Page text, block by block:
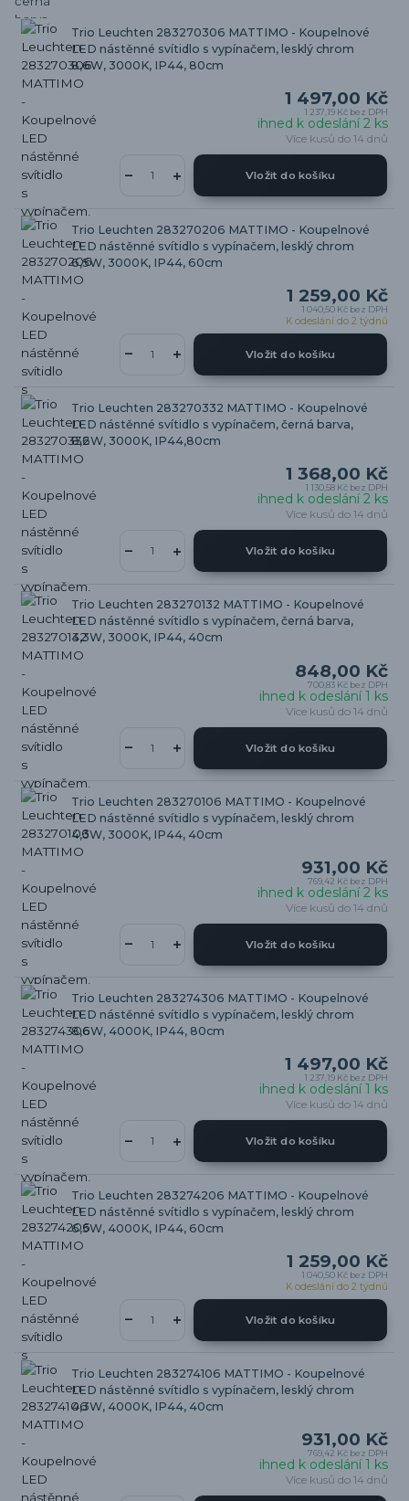
Trio Leuchten 283270306 MATTIMO - Koupelnové
LED nástěnné svítidlo s vypínačem, lesklý chrom
8,6W, 3000K, IP44, 80cm
1 497,00 Kč
1 237,19 Kč bez DPH
ihned k odeslání 2 ks
Více kusů do 14 dnů
Vložit do košíku
Trio Leuchten 283270206 MATTIMO - Koupelnové
LED nástěnné svítidlo s vypínačem, lesklý chrom
6,5W, 3000K, IP44, 60cm
1 259,00 Kč
1 040,50 Kč bez DPH
K odeslání do 2 týdnů
Vložit do košíku
Trio Leuchten 283270332 MATTIMO - Koupelnové
LED nástěnné svítidlo s vypínačem, černá barva,
8,6W, 3000K, IP44,80cm
1 368,00 Kč
1 130,58 Kč bez DPH
ihned k odeslání 2 ks
Více kusů do 14 dnů
Vložit do košíku
Trio Leuchten 283270132 MATTIMO - Koupelnové
LED nástěnné svítidlo s vypínačem, černá barva,
4,3W, 3000K, IP44, 40cm
848,00 Kč
700,83 Kč bez DPH
ihned k odeslání 1 ks
Více kusů do 14 dnů
Vložit do košíku
Trio Leuchten 283270106 MATTIMO - Koupelnové
LED nástěnné svítidlo s vypínačem, lesklý chrom
4,3W, 3000K, IP44, 40cm
931,00 Kč
769,42 Kč bez DPH
ihned k odeslání 2 ks
Více kusů do 14 dnů
Vložit do košíku
Trio Leuchten 283274306 MATTIMO - Koupelnové
LED nástěnné svítidlo s vypínačem, lesklý chrom
8,6W, 4000K, IP44, 80cm
1 497,00 Kč
1 237,19 Kč bez DPH
ihned k odeslání 1 ks
Více kusů do 14 dnů
Vložit do košíku
Trio Leuchten 283274206 MATTIMO - Koupelnové
LED nástěnné svítidlo s vypínačem, lesklý chrom
6,5W, 4000K, IP44, 60cm
1 259,00 Kč
1 040,50 Kč bez DPH
K odeslání do 2 týdnů
Vložit do košíku
Trio Leuchten 283274106 MATTIMO - Koupelnové
LED nástěnné svítidlo s vypínačem, lesklý chrom
4,3W, 4000K, IP44, 40cm
931,00 Kč
769,42 Kč bez DPH
ihned k odeslání 1 ks
Více kusů do 14 dnů